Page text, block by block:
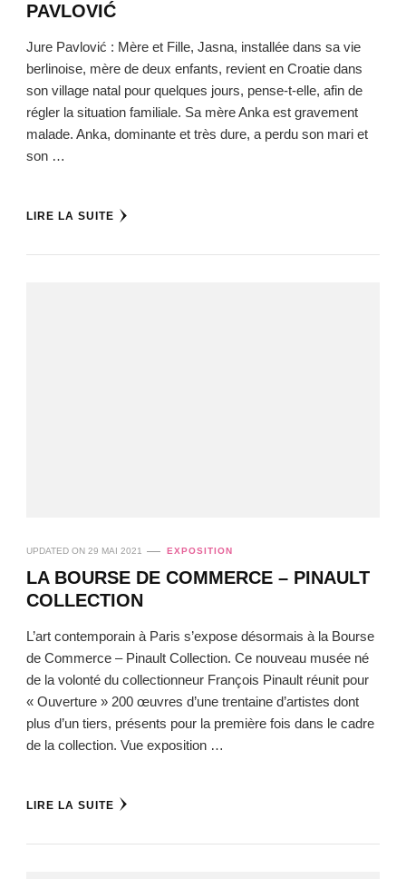
PAVLOVIĆ
Jure Pavlović : Mère et Fille, Jasna, installée dans sa vie
berlinoise, mère de deux enfants, revient en Croatie dans
son village natal pour quelques jours, pense-t-elle, afin de
régler la situation familiale. Sa mère Anka est gravement
malade. Anka, dominante et très dure, a perdu son mari et
son …
LIRE LA SUITE
UPDATED ON 29 MAI 2021 EXPOSITION
LA BOURSE DE COMMERCE – PINAULT
COLLECTION
L’art contemporain à Paris s’expose désormais à la Bourse
de Commerce – Pinault Collection. Ce nouveau musée né
de la volonté du collectionneur François Pinault réunit pour
« Ouverture » 200 œuvres d’une trentaine d’artistes dont
plus d’un tiers, présents pour la première fois dans le cadre
de la collection. Vue exposition …
LIRE LA SUITE